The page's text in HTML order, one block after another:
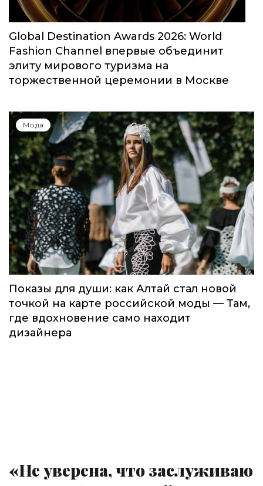
Global Destination Awards 2026: World
Fashion Channel впервые объединит
элиту мирового туризма на
торжественной церемонии в Москве
Мода
Показы для души: как Алтай стал новой
точкой на карте российской моды — Там,
где вдохновение само находит
дизайнера
«Не уверена, что заслуживаю